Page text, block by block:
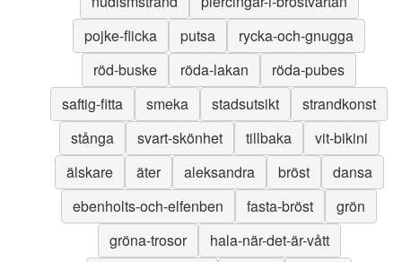
pojke-flicka
putsa
rycka-och-gnugga
röd-buske
röda-lakan
röda-pubes
saftig-fitta
smeka stadsutsikt
strandkonst
stånga
svart-skönhet tillbaka
vit-bikini
älskare
äter aleksandra bröst
dansa
ebenholts-och-elfenben
fasta-bröst
grön
gröna-trosor
hala-när-det-är-vått